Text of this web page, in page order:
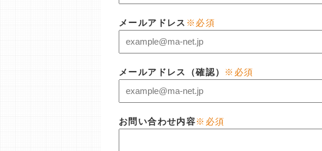
メールアドレス ※必須
メールアドレス（確認） ※必須
お問い合わせ内容※必須